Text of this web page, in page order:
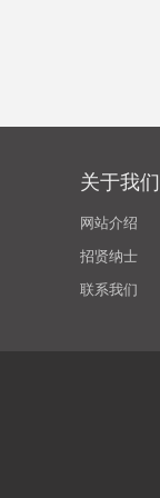
关于我们
网站介绍
招贤纳士
联系我们